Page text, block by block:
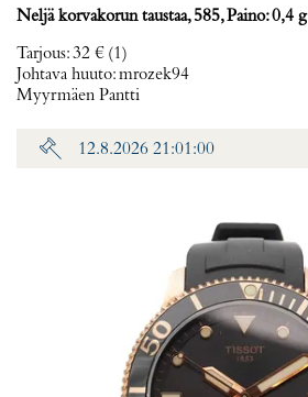
Neljä korvakorun taustaa, 585, Paino: 0,4 g
Tarjous:32 € (1)
Johtava huuto:mrozek94
Myyrmäen Pantti
12.8.2026 21:01:00